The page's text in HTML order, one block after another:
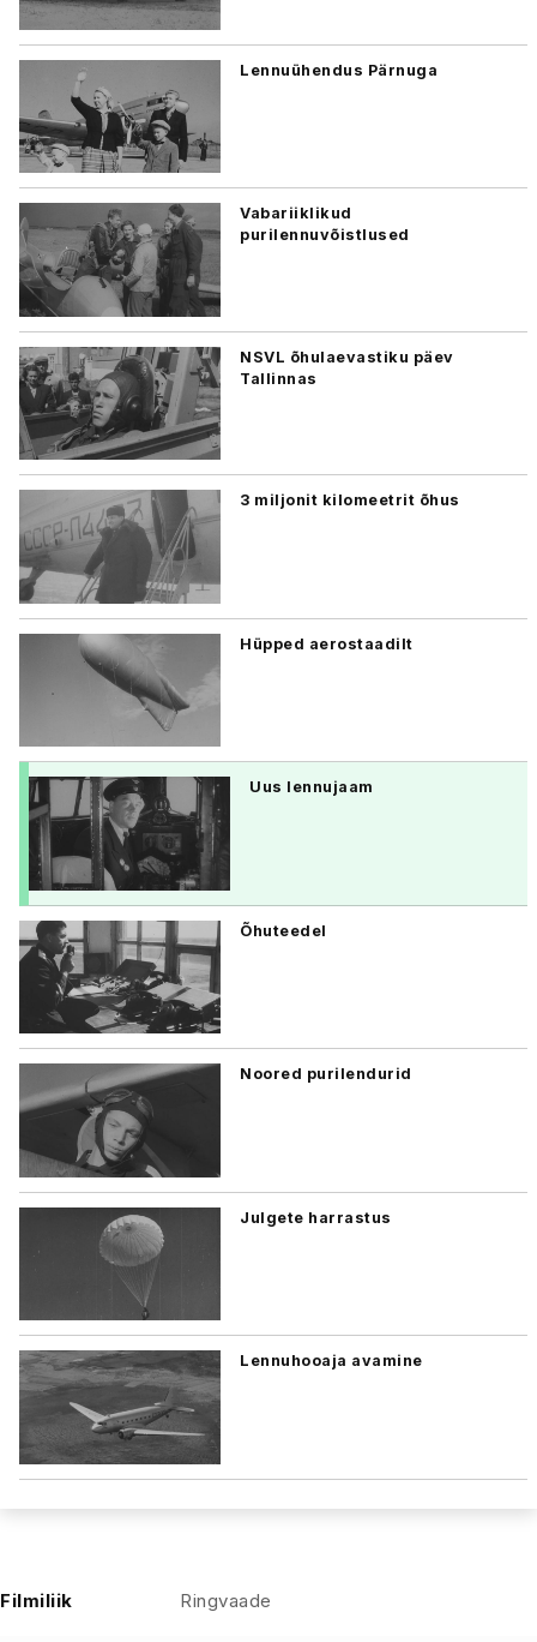
Lennuühendus Pärnuga
Vabariiklikud
purilennuvõistlused
NSVL õhulaevastiku päev
Tallinnas
3 miljonit kilomeetrit õhus
Hüpped aerostaadilt
Uus lennujaam
Õhuteedel
Noored purilendurid
Julgete harrastus
Lennuhooaja avamine
Filmiliik Ringvaade